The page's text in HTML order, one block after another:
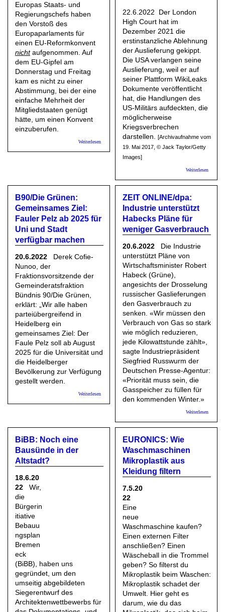
Europas Staats- und
Regierungschefs haben
den Vorstoß des
Europaparlaments für
einen EU-Reformkonvent
nichtaufgenommen. Auf
dem EU-Gipfel am
Donnerstag und Freitag
kam es nicht zu einer
Abstimmung, bei der eine
einfache Mehrheit der
Mitgliedstaaten genügt
hätte, um einen Konvent
einzuberufen.
Weiterlesen über Daniel Freund, Berichterstatter der Grünen: EU-
Gipfel vertagt mögliche EU-Reform
22.6.2022 Der London
High Court hat im
Dezember 2021 die
erstinstanzliche Ablehnung
der Auslieferung gekippt.
Die USA verlangen seine
Auslieferung, weil er auf
seiner Plattform WikiLeaks
Dokumente veröffentlicht
hat, die Handlungen des
US-Militärs aufdeckten, die
möglicherweise
Kriegsverbrechen
darstellen.
[Archivaufnahme vom
19. Mai 2017, © Jack Taylor/Getty
Images]
Weiterlesen
B90/Die Grünen:
Gemeinsames Ziel:
Fauler Pelz ab 2025 für
Uni und Stadt
verfügbar machen
20.6.2022
Derek Cofie-
Nunoo, der
Fraktionsvorsitzende der
Gemeinderatsfraktion
Bündnis 90/Die Grünen,
erklärt: „Wir alle haben
parteiübergreifend in
Heidelberg ein
gemeinsames Ziel: Der
Faule Pelz soll ab August
2025 für die Universität und
die Heidelberger
Bevölkerung zur Verfügung
gestellt werden.
Weiterlesen über B90/Die Grünen: Gemeinsames Ziel: Fauler Pelz ab
2025 für Uni und Stadt verfügbar machen
ZEIT ONLINE/dpa:
Industrie unterstützt
Habecks Pläne für
weniger Gasverbrauch
20.6.2022 Die Industrie
unterstützt Pläne von
Wirtschaftsminister Robert
Habeck (Grüne),
angesichts der Drosselung
russischer Gaslieferungen
den Gasverbrauch zu
senken. «Wir müssen den
Verbrauch von Gas so stark
wie möglich reduzieren,
jede Kilowattstunde zählt»,
sagte Industriepräsident
Siegfried Russwurm der
Deutschen Presse-Agentur:
«Priorität muss sein, die
Gasspeicher zu füllen für
den kommenden Winter.»
Weiterlesen
BiBB: Noch eine
Bausünde in der
Altstadt?
18.6.20
22
Wir,
die
Bürgerin
itiative
Bebauu
ngsplan
Bremen
eck
(BiBB), haben uns
gegründet, um den
umseitig abgebildeten
Siegerentwurf des
Architektenwettbewerbs für
EURONICS: Wie
Waschmaschinen
Mikroplastik aus
Kleidung filtern
7.5.20
22
Eine
neue
Waschmaschine kaufen?
Einen externen Filter
anschließen? Einen
Wäscheball in die Trommel
geben? So filterst du
Mikroplastik beim Waschen:
Mikroplastik schadet der
Umwelt. Hier geht es
darum, wie du das